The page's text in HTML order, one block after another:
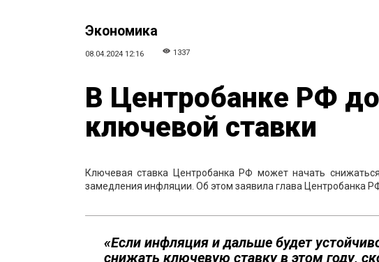
Экономика
08.04.2024 12:16 1337
В Центробанке РФ
ключевой ставки
Ключевая ставка Центробанка РФ может начать
замедления инфляции. Об этом заявила глава Центробанка
«Если инфляция и дальше будет
снижать ключевую ставку в этом году,